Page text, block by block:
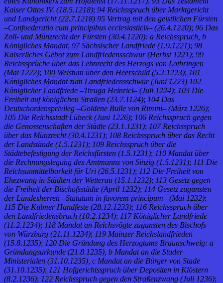
Kaiser Ottos IV. (18.5.1218); 94 Reichsspruch über Marktgericht
und Landgericht (22.7.1218) 95 Vertrag mit den geistlichen Fürsten
–Confoederatio cum principibus ecclesiasticis– (26.4.1220); 96 Das
Zoll- und Münzrecht der Fürsten (30.4.1220): a Reichsspruch, b
Königliches Mandat; 97 Sächsischer Landfriede (1.9.1221); 98
Kaiserliches Gebot zum Landfriedensschwur (Herbst 1221); 99
Reichssprüche über das Lehnrecht des Herzogs von Lothringen
(Mai 1222); 100 Weistum über den Heerschild (5.2.1223); 101
Königliches Mandat zum Landfriedensschwur (Juni 1223) 102
Königlicher Landfriede –Treuga Heinrici– (Juli 1224); 103 Die
Freiheit auf königlichen Straßen (23.7.1124); 104 Das
Deutschordensprivileg –Goldene Bulle von Rimini– (März 1226);
105 Die Reichsstadt Lübeck (Juni 1226); 106 Reichsspruch gegen
die Genossenschaften der Städte (23.1.1231); 107 Reichsspruch
über das Münzrecht (30.4.1231); 108 Reichsspruch über das Recht
der Landstände (1.5.1231); 109 Reichsspruch über die
Städtebefestigung der Reichsfürsten (1.5.1231); 110 Mandat über
die Rechnungslegung des Amtmanns von Sinzig (1.5.1231); 111 Die
Reichsunmittelbarkeit für Uri (26.5.1231); 112 Die Freiheit von
Ehezwang in Städten der Wetterau (15.1.1232); 113 Gesetz gegen
die Freiheit der Bischofsstädte (April 1232); 114 Gesetz zugunsten
der Landesherren –Statutum in favorem principum– (Mai 1232);
115 Die Kulmer Handfeste (28.12.1233); 116 Reichsspruch über
den Landfriedensbruch (10.2.1234); 117 Königlicher Landfriede
(11.2.1234); 118 Mandat an Reichsvögte zugunsten des Bischofs
von Würzburg (21.11.1234); 119 Mainzer Reichslandfrieden
(15.8.1235); 120 Die Gründung des Herzogtums Braunschweig: a
Gründungsurkunde (21.8.1235), b Mandat an die Stader
Ministerialen (31.10.1235), c Mandat an die Bürger von Stade
(31.10.1235); 121 Hofgerichtsspruch über Depositen in Klöstern
(8.2.1236); 122 Reichsspruch gegen den Straßenzwang (Juli 1236);